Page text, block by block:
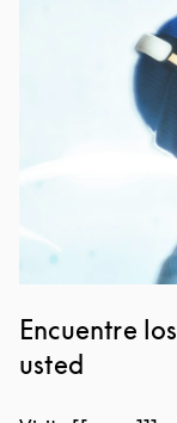
Encuentre
usted